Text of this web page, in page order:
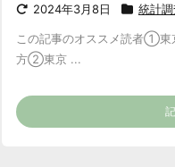
2024年3月8日 統計調
この記事のオススメ読者①東
方②東京 ...